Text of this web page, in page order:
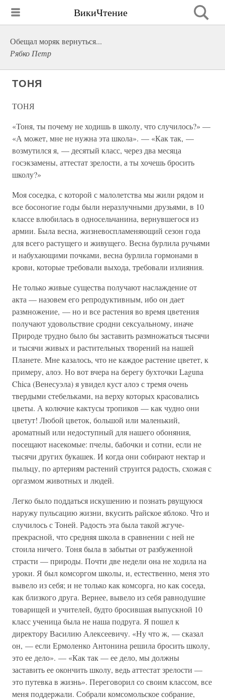
ВикиЧтение
Обещал моряк вернуться...
Рябко Петр
ТОНЯ
ТОНЯ
«Тоня, ты почему не ходишь в школу, что случилось?» —
«А может, мне не нужна эта школа». — «Как так, —
возмутился я, — десятый класс, через два месяца
госэкзамены, аттестат зрелости, а ты хочешь бросить
школу?»
Моя соседка, с которой с малолетства мы жили рядом и
все босоногие годы были неразлучными друзьями, в 10
классе влюбилась в односельчанина, вернувшегося из
армии. Была весна, жизневоспламеняющий сезон года
для всего растущего и живущего. Весна бурлила ручьями
и набухающими почками, весна бурлила гормонами в
крови, которые требовали выхода, требовали излияния.
Не только живые существа получают наслаждение от
акта — назовем его репродуктивным, ибо он дает
размножение, — но и все растения во время цветения
получают удовольствие сродни сексуальному, иначе
Природе трудно было бы заставить размножаться тысячи
и тысячи живых и растительных творений на нашей
Планете. Мне казалось, что не каждое растение цветет, к
примеру, алоэ. Но вот вчера на берегу бухточки Laguna
Chica (Венесуэла) я увидел куст алоэ с тремя очень
твердыми стебельками, на верху которых красовались
цветы. А колючие кактусы тропиков — как чудно они
цветут! Любой цветок, большой или маленький,
ароматный или недоступный для нашего обоняния,
посещают насекомые: пчелы, бабочки и сотни, если не
тысячи других букашек. И когда они собирают нектар и
пыльцу, по артериям растений струится радость, схожая с
оргазмом животных и людей.
Легко было поддаться искушению и познать рвущуюся
наружу пульсацию жизни, вкусить райское яблоко. Что и
случилось с Тоней. Радость эта была такой жгуче-
прекрасной, что средняя школа в сравнении с ней не
стоила ничего. Тоня была в забытьи от разбуженной
страсти — природы. Почти две недели она не ходила на
уроки. Я был комсоргом школы, и, естественно, меня это
вывело из себя; и не только как комсорга, но как соседа,
как близкого друга. Вернее, вывело из себя равнодушие
товарищей и учителей, будто бросившая выпускной 10
класс ученица была не наша подруга. Я пошел к
директору Василию Алексеевичу. «Ну что ж, — сказал
он, — если Ермоленко Антонина решила бросить школу,
это ее дело». — «Как так — ее дело, мы должны
заставить ее окончить школу, ведь аттестат зрелости —
это путевка в жизнь». Переговорил со своим классом, все
меня поддержали. Собрали комсомольское собрание,